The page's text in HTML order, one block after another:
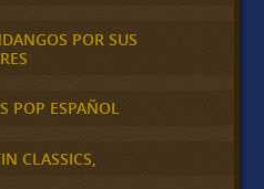
POR SUS
POP ESPAÑOL
CLASSICS,